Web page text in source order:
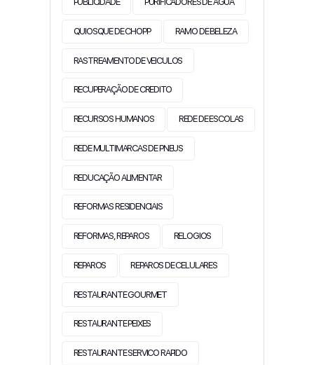
QUIOSQUE DE CHOPP RAMO DE BELEZA
RASTREAMENTO DE VEICULOS
RECUPERAÇÃO DE CREDITO
RECURSOS HUMANOS REDE DE ESCOLAS
REDE MULTIMARCAS DE PNEUS
REDUCAÇÃO ALIMENTAR
REFORMAS RESIDENCIAIS
REFORMAS, REPAROS RELOGIOS
REPAROS REPAROS DE CELULARES
RESTAURANTE GOURMET
RESTAURANTE PEIXES
RESTAURANTE SERVICO RAPIDO